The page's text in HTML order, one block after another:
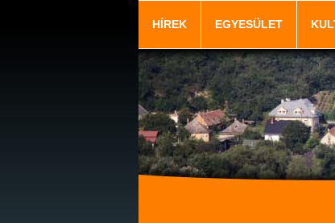
HÍREK EGYESÜLET